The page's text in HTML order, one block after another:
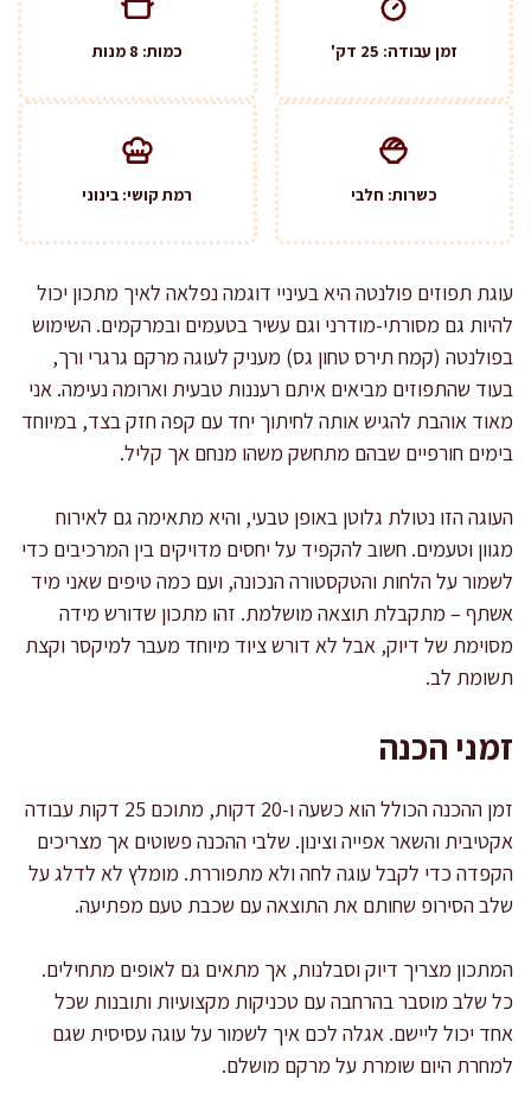
זמן עבודה: 25 דק' כמות: 8 מנות
כשרות: חלבי רמת קושי: בינוני
עוגת תפוזים פולנטה היא בעיניי דוגמה נפלאה לאיך מתכון יכול
להיות גם מסורתי-מודרני וגם עשיר בטעמים ובמרקמים. השימוש
בפולנטה (קמח תירס טחון גס) מעניק לעוגה מרקם גרגרי ורך,
בעוד שהתפוזים מביאים איתם רעננות טבעית וארומה נעימה. אני
מאוד אוהבת להגיש אותה לחיתוך יחד עם קפה חזק בצד, במיוחד
בימים חורפיים שבהם מתחשק משהו מנחם אך קליל.
העוגה הזו נטולת גלוטן באופן טבעי, והיא מתאימה גם לאירוח
מגוון וטעמים. חשוב להקפיד על יחסים מדויקים בין המרכיבים כדי
לשמור על הלחות והטקסטורה הנכונה, ועם כמה טיפים שאני מיד
אשתף – מתקבלת תוצאה מושלמת. זהו מתכון שדורש מידה
מסוימת של דיוק, אבל לא דורש ציוד מיוחד מעבר למיקסר וקצת
תשומת לב.
זמני הכנה
זמן ההכנה הכולל הוא כשעה ו-20 דקות, מתוכם 25 דקות עבודה
אקטיבית והשאר אפייה וצינון. שלבי ההכנה פשוטים אך מצריכים
הקפדה כדי לקבל עוגה לחה ולא מתפוררת. מומלץ לא לדלג על
שלב הסירופ שחותם את התוצאה עם שכבת טעם מפתיעה.
המתכון מצריך דיוק וסבלנות, אך מתאים גם לאופים מתחילים.
כל שלב מוסבר בהרחבה עם טכניקות מקצועיות ותובנות שכל
אחד יכול ליישם. אגלה לכם איך לשמור על עוגה עסיסית שגם
למחרת היום שומרת על מרקם מושלם.